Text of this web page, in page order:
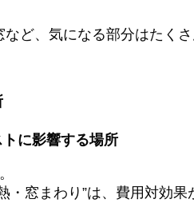
ど、気になる部分はたく
に影響する場所
・窓まわり”は、費用対効果